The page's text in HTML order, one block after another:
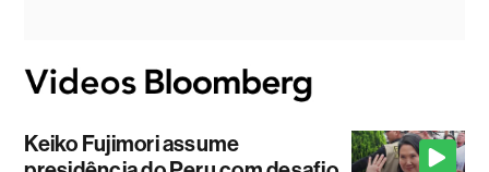
Keiko Fujimori assume